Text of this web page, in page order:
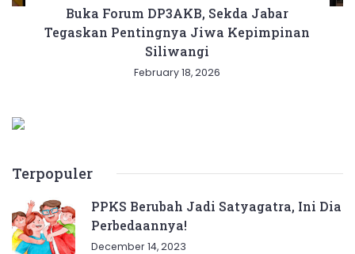
Buka Forum DP3AKB, Sekda Jabar
Tegaskan Pentingnya Jiwa Kepimpinan
Siliwangi
February 18, 2026
Terpopuler
PPKS Berubah Jadi Satyagatra, Ini Dia
Perbedaannya!
December 14, 2023